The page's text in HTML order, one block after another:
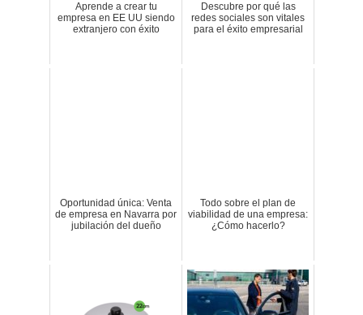
Aprende a crear tu
empresa en EE UU siendo
extranjero con éxito
Descubre por qué las
redes sociales son vitales
para el éxito empresarial
Oportunidad única: Venta
de empresa en Navarra por
jubilación del dueño
Todo sobre el plan de
viabilidad de una empresa:
¿Cómo hacerlo?